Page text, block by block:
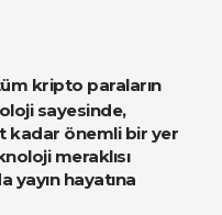
sayesinde,
kadar önemli bir yer
meraklısı
yayın hayatına